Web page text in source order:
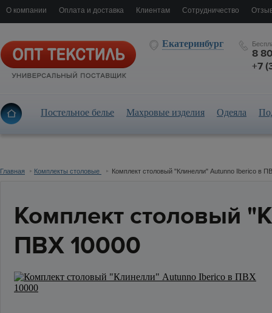
О компании Оплата и доставка Клиентам Сотрудничество
Екатеринбург
8
+7
Постельное белье Махровые изделия Одеяла
Главная Комплекты столовые Комплект столовый "Клинелли" Autunno Iberico в
Комплект столовый
ПВХ 10000